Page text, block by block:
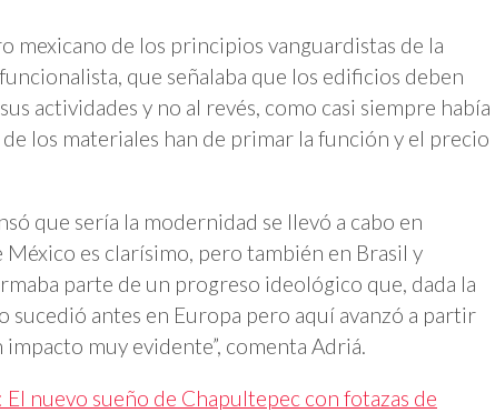
mexicano de los principios vanguardistas de la
que señalaba que los edificios deben
actividades y no al revés, como casi siempre había
los materiales han de primar la función y el precio
que sería la modernidad se llevó a cabo en
México es clarísimo, pero también en Brasil y
parte de un progreso ideológico que, dada la
sucedió antes en Europa pero aquí avanzó a partir
impacto muy evidente”, comenta Adriá.
nuevo sueño de Chapultepec con fotazas de